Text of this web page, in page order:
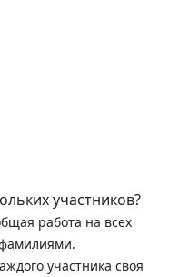
участников?
работа на всех
участника своя